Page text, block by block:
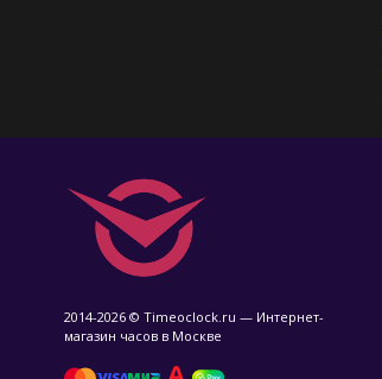
2014-2026 © Timeoclock.ru — Интернет-
магазин часов в Москве